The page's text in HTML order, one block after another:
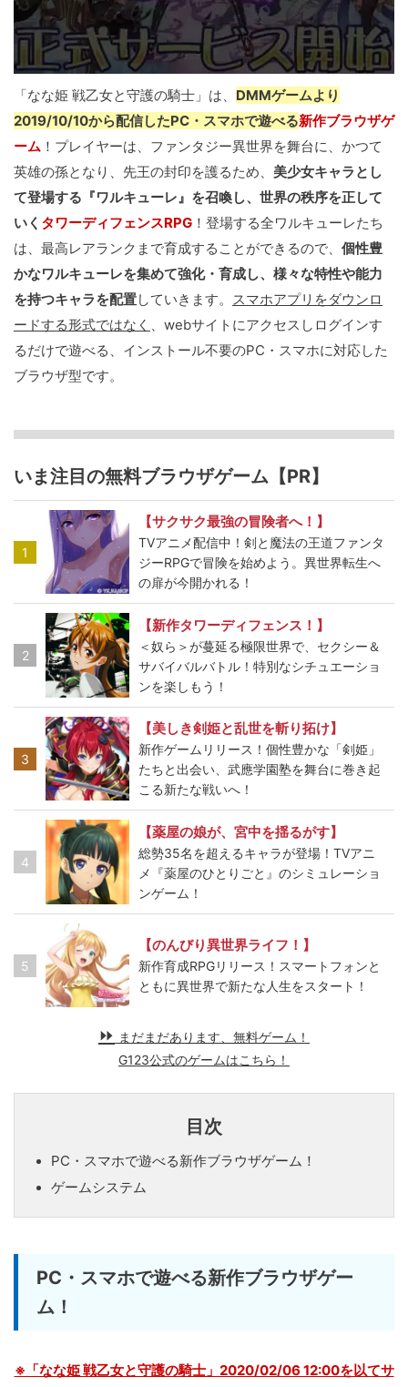
「なな姫 戦乙女と守護の騎士」は、 DMMゲームより
2019/10/10から配信したPC・スマホで遊べる新作ブラウザゲ
ーム ！プレイヤーは、ファンタジー異世界を舞台に、かつて
英雄の孫となり、先王の封印を護るため、 美少女キャラとし
て登場する『ワルキューレ』を召喚し、世界の秩序を正して
いく タワーディフェンスRPG ！登場する全ワルキューレたち
は、最高レアランクまで育成することができるので、 個性豊
かなワルキューレを集めて強化・育成し、様々な特性や能力
を持つキャラを配置していきます。 スマホアプリをダウンロ
ードする形式ではなく 、webサイトにアクセスしログインす
るだけで遊べる、インストール不要のPC・スマホに対応した
ブラウザ型です。
いま注目の無料ブラウザゲーム【PR】
1
【サクサク最強の冒険者へ！】
TVアニメ配信中！剣と魔法の王道ファンタ
ジーRPGで冒険を始めよう。異世界転生へ
の扉が今開かれる！
2
【新作タワーディフェンス！】
＜奴ら＞が蔓延る極限世界で、セクシー＆
サバイバルバトル！特別なシチュエーショ
ンを楽しもう！
3
【美しき剣姫と乱世を斬り拓け】
新作ゲームリリース！個性豊かな「剣姫」
たちと出会い、武應学園塾を舞台に巻き起
こる新たな戦いへ！
4
【薬屋の娘が、宮中を揺るがす】
総勢35名を超えるキャラが登場！TVアニ
メ『薬屋のひとりごと』のシミュレーショ
ンゲーム！
5
【のんびり異世界ライフ！】
新作育成RPGリリース！スマートフォンと
ともに異世界で新たな人生をスタート！
まだまだあります、無料ゲーム！
G123公式のゲームはこちら！
目次
PC・スマホで遊べる新作ブラウザゲーム！
ゲームシステム
PC・スマホで遊べる新作ブラウザゲー
ム！
※「なな姫 戦乙女と守護の騎士」2020/02/06 12:00を以てサ